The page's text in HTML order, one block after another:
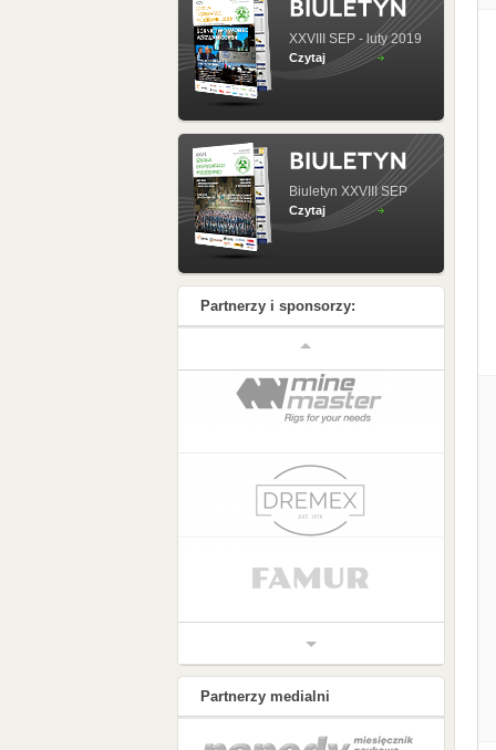
XXVIII SEP - luty 2019
Czytaj
Biuletyn XXVIII SEP
Czytaj
Partnerzy i sponsorzy:
Partnerzy medialni